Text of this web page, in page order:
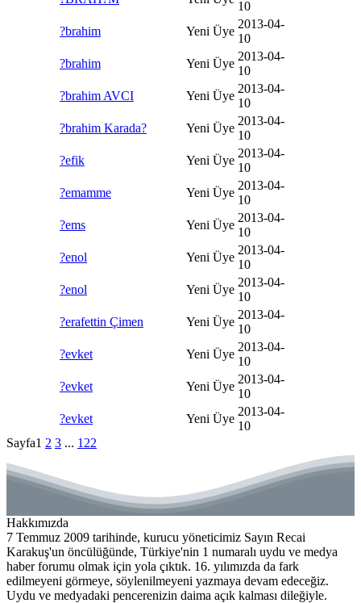
10
?brahim
Yeni Üye
2013-04-
10
?brahim
Yeni Üye
2013-04-
10
?brahim AVCI
Yeni Üye
2013-04-
10
?brahim Karada?
Yeni Üye
2013-04-
10
?efik
Yeni Üye
2013-04-
10
?emamme
Yeni Üye
2013-04-
10
?ems
Yeni Üye
2013-04-
10
?enol
Yeni Üye
2013-04-
10
?enol
Yeni Üye
2013-04-
10
?erafettin Çimen
Yeni Üye
2013-04-
10
?evket
Yeni Üye
2013-04-
10
?evket
Yeni Üye
2013-04-
10
?evket
Yeni Üye
2013-04-
10
Sayfa1 2 3 ... 122
Hakkımızda
7 Temmuz 2009 tarihinde, kurucu yöneticimiz Sayın Recai
Karakuş'un öncülüğünde, Türkiye'nin 1 numaralı uydu ve medya
haber forumu olmak için yola çıktık. 16. yılımızda da fark
edilmeyeni görmeye, söylenilmeyeni yazmaya devam edeceğiz.
Uydu ve medyadaki pencerenizin daima açık kalması dileğiyle.